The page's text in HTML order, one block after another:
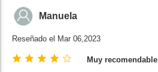
Manuela
Reseñado el Mar 06,2023
Muy recomendable